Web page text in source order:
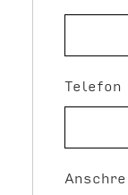
Telefon